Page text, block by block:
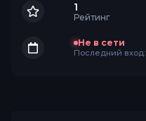
1
Рейтинг
Не в сети
Последний вход: